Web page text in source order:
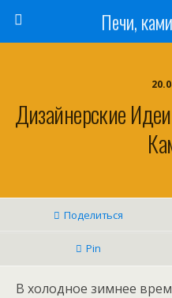
Печи,
Дизайнерские
Поделиться
Pin
В холодное зимнее